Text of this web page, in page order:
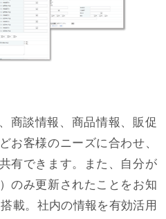
商談情報、商品情報、販促
お客様のニーズに合わせ、
有できます。また、自分が
のみ更新されたことをお知
載。社内の情報を有効活用